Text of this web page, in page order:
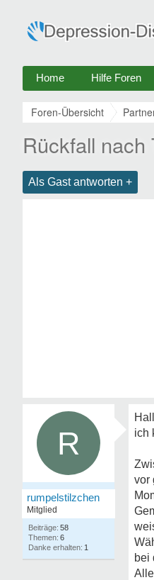
Home Hilfe Foren
Foren-Übersicht
Rückfall
Als Gast antworten +
R
rumpelstilzchen
Mitglied
58
6
1
ich
vor
bei